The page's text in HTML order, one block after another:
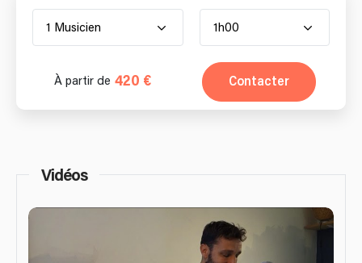
1 Musicien 1h00
À partir de 420 € Contacter
Vidéos